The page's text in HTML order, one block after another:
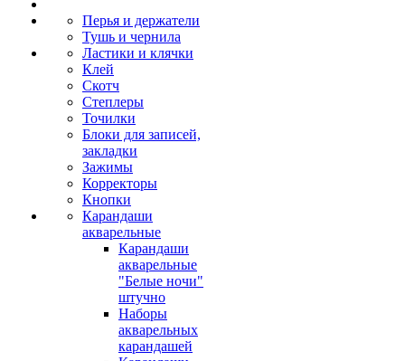
Перья и держатели
Тушь и чернила
Ластики и клячки
Клей
Скотч
Степлеры
Точилки
Блоки для записей,
закладки
Зажимы
Корректоры
Кнопки
Карандаши
акварельные
Карандаши
акварельные
"Белые ночи"
штучно
Наборы
акварельных
карандашей